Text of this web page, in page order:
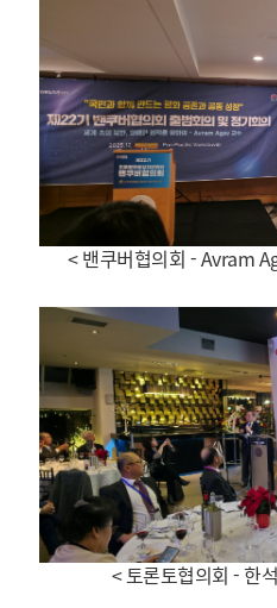
< 밴쿠버협의회 - Avram
< 토론토협의회 - 한